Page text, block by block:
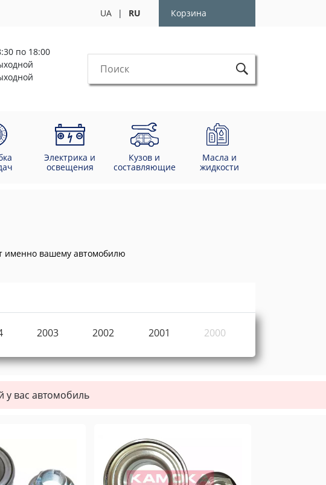
UA | RU Корзина
по 18:00
Электрика и
освещения
Кузов и
составляющие
Масла и
жидкости
именно вашему автомобилю
2003 2002 2001 2000
у вас автомобиль